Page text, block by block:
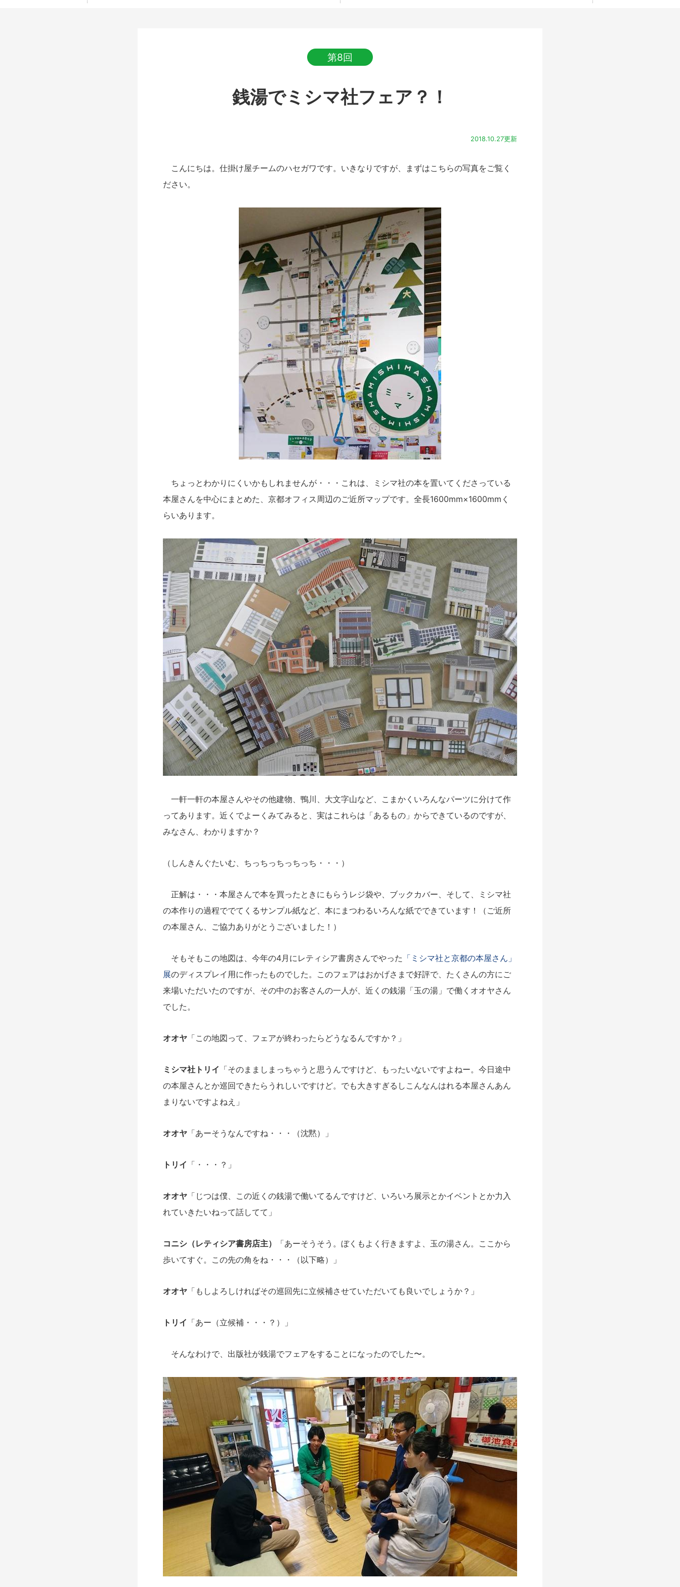
第8回
銭湯でミシマ社フェア？！
2018.10.27更新
こんにちは。仕掛け屋チームのハセガワです。いきなりですが、まずはこちらの写真をご覧く
ださい。
ちょっとわかりにくいかもしれませんが・・・これは、ミシマ社の本を置いてくださっている
本屋さんを中心にまとめた、京都オフィス周辺のご近所マップです。全長1600mm×1600mmく
らいあります。
一軒一軒の本屋さんやその他建物、鴨川、大文字山など、こまかくいろんなパーツに分けて作
ってあります。近くでよーくみてみると、実はこれらは「あるもの」からできているのですが、
みなさん、わかりますか？
（しんきんぐたいむ、ちっちっちっちっち・・・）
正解は・・・本屋さんで本を買ったときにもらうレジ袋や、ブックカバー、そして、ミシマ社
の本作りの過程ででてくるサンプル紙など、本にまつわるいろんな紙でできています！（ご近所
の本屋さん、ご協力ありがとうございました！）
そもそもこの地図は、今年の4月にレティシア書房さんでやった 「ミシマ社と京都の本屋さん」
展のディスプレイ用に作ったものでした。このフェアはおかげさまで好評で、たくさんの方にご
来場いただいたのですが、その中のお客さんの一人が、近くの銭湯「玉の湯」で働くオオヤさん
でした。
オオヤ 「この地図って、フェアが終わったらどうなるんですか？」
ミシマ社トリイ 「そのまましまっちゃうと思うんですけど、もったいないですよねー。今日途中
の本屋さんとか巡回できたらうれしいですけど。でも大きすぎるしこんなんはれる本屋さんあん
まりないですよねえ」
オオヤ 「あーそうなんですね・・・（沈黙）」
トリイ 「・・・？」
オオヤ 「じつは僕、この近くの銭湯で働いてるんですけど、いろいろ展示とかイベントとか力入
れていきたいねって話してて」
コニシ（レティシア書房店主）
「あーそうそう。ぼくもよく行きますよ、玉の湯さん。ここから
歩いてすぐ。この先の角をね・・・（以下略）」
オオヤ 「もしよろしければその巡回先に立候補させていただいても良いでしょうか？」
トリイ 「あー（立候補・・・？）」
そんなわけで、出版社が銭湯でフェアをすることになったのでした〜。